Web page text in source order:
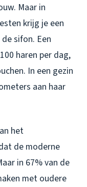
Maar in
krijg je een
sifon. Een
haren per dag,
In een gezin
aan haar
het
de moderne
in 67% van de
met oudere